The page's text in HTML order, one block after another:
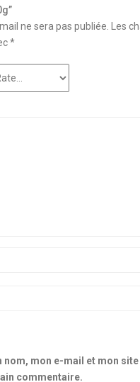
ne sera pas publiée.
Les
*
nom, mon e-mail et mon
commentaire.